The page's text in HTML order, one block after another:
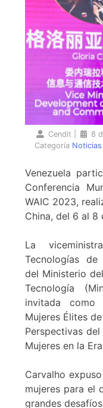
Cendit
8
Categoría Noticias
Venezuela
Conferencia
WAIC 2023,
China, del 6 al 8
La
Tecnologías
del Ministerio
Tecnología
invitada como
Mujeres Élites
Perspectivas
Mujeres en la
Carvalho
mujeres para el
grandes